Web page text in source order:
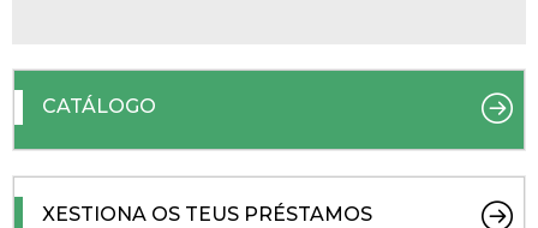
CATÁLOGO
XESTIONA OS TEUS PRÉSTAMOS